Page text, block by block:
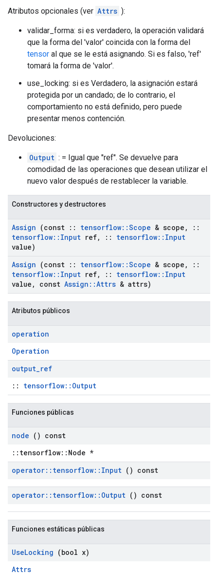
Atributos opcionales (ver Attrs ):
validar_forma: si es verdadero, la operación validará
que la forma del 'valor' coincida con la forma del
tensor al que se le está asignando. Si es falso, 'ref'
tomará la forma de 'valor'.
use_locking: si es Verdadero, la asignación estará
protegida por un candado; de lo contrario, el
comportamiento no está definido, pero puede
presentar menos contención.
Devoluciones:
Output : = Igual que "ref". Se devuelve para
comodidad de las operaciones que desean utilizar el
nuevo valor después de restablecer la variable.
Constructores y destructores
Assign (const :: tensorflow::Scope & scope ,
::
tensorflow:: Input ref, :: tensorflow:: Input
value)
Assign (const :: tensorflow::Scope & scope ,
::
tensorflow:: Input ref, :: tensorflow:: Input
value , const Assign ::Attrs & attrs)
Atributos públicos
operation
Operation
output_ref
:: tensorflow::Output
Funciones públicas
node () const
::tensorflow::Node *
operator:: tensorflow:: Input () const
operator:: tensorflow:: Output () const
Funciones estáticas públicas
UseLocking (bool x)
Attrs